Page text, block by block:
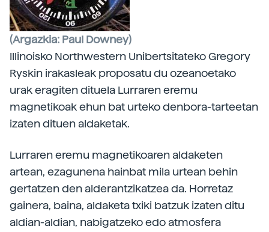
(Argazkia: Paul Downey)
Illinoisko Northwestern Unibertsitateko Gregory
Ryskin irakasleak proposatu du ozeanoetako
urak eragiten dituela Lurraren eremu
magnetikoak ehun bat urteko denbora-tarteetan
izaten dituen aldaketak.
Lurraren eremu magnetikoaren aldaketen
artean, ezagunena hainbat mila urtean behin
gertatzen den alderantzikatzea da. Horretaz
gainera, baina, aldaketa txiki batzuk izaten ditu
aldian-aldian, nabigatzeko edo atmosfera